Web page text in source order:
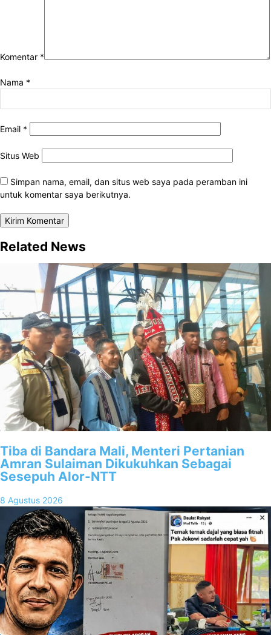
Komentar *
Nama *
Email *
Situs Web
Simpan nama, email, dan situs web saya pada peramban ini
untuk komentar saya berikutnya.
Related News
Tiba di Bandara Mali, Menteri Pertanian
Amran Sulaiman Dikukuhkan Sebagai
Sesepuh Alor-NTT
8 Agustus 2026